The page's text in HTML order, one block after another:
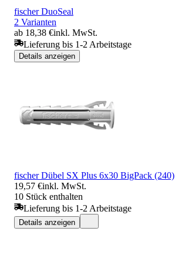
fischer DuoSeal
2 Varianten
ab 18,38 €inkl. MwSt.
Lieferung bis 1-2 Arbeitstage
Details anzeigen
fischer Dübel SX Plus 6x30 BigPack (240)
19,57 €inkl. MwSt.
10 Stück enthalten
Lieferung bis 1-2 Arbeitstage
Details anzeigen